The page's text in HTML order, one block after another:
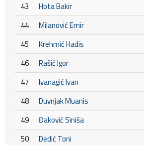
43
Hota Bakir
44
Milanović Emir
45
Krehmić Hadis
46
Rašić Igor
47
Ivanagić Ivan
48
Duvnjak Muanis
49
Đaković Siniša
50
Dedić Toni